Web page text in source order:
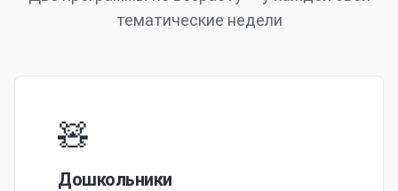
тематические недели
🧸
Дошкольники